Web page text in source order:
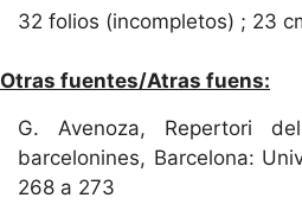
32 folios (incompletos) ; 23
Otras fuentes/Atras fuens:
G. Avenoza, Repertori
barcelonines, Barcelona:
268 a 273